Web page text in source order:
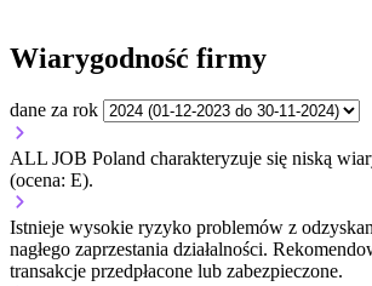
Wiarygodność firmy
dane za rok
ALL JOB Poland charakteryzuje się niską
(ocena: E).
Istnieje wysokie ryzyko problemów z
nagłego zaprzestania działalności.
transakcje przedpłacone lub zabezpieczone.